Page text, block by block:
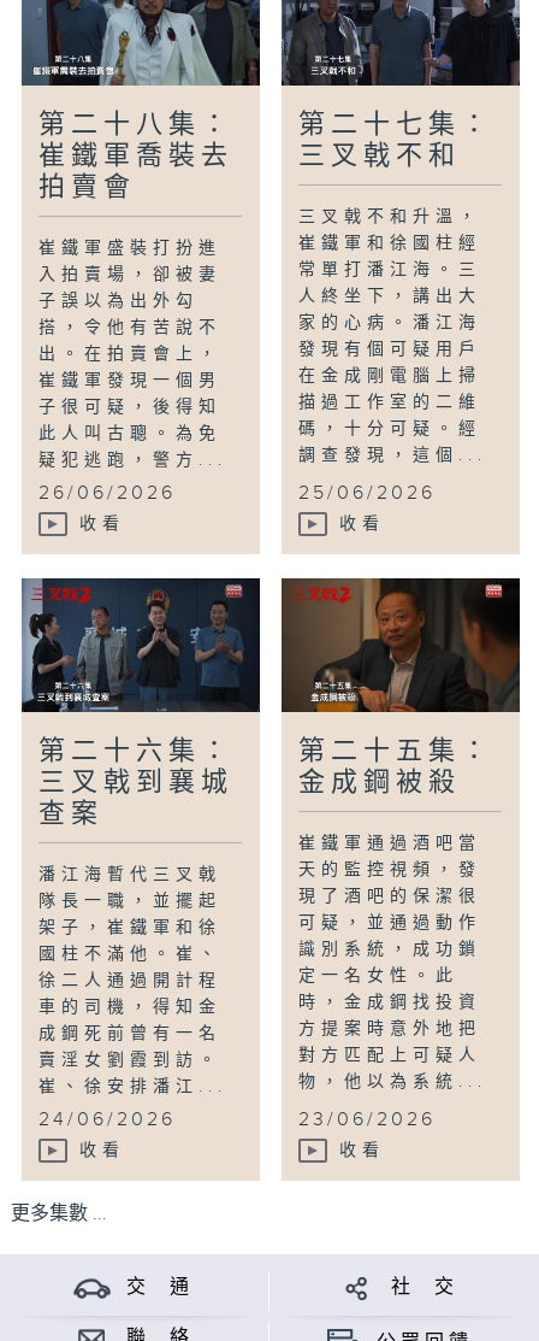
第二十八集：
崔鐵軍喬裝去
拍賣會
崔鐵軍盛裝打扮進
入拍賣場，卻被妻
子誤以為出外勾
搭，令他有苦說不
出。在拍賣會上，
崔鐵軍發現一個男
子很可疑，後得知
此人叫古聰。為免
疑犯逃跑，警方...
26/06/2026
收看
第二十七集：
三叉戟不和
三叉戟不和升溫，
崔鐵軍和徐國柱經
常單打潘江海。三
人終坐下，講出大
家的心病。潘江海
發現有個可疑用戶
在金成剛電腦上掃
描過工作室的二維
碼，十分可疑。經
調查發現，這個...
25/06/2026
收看
第二十六集：
三叉戟到襄城
查案
潘江海暫代三叉戟
隊長一職，並擺起
架子，崔鐵軍和徐
國柱不滿他。崔、
徐二人通過開計程
車的司機，得知金
成鋼死前曾有一名
賣淫女劉霞到訪。
崔、徐安排潘江...
24/06/2026
收看
第二十五集：
金成鋼被殺
崔鐵軍通過酒吧當
天的監控視頻，發
現了酒吧的保潔很
可疑，並通過動作
識別系統，成功鎖
定一名女性。此
時，金成鋼找投資
方提案時意外地把
對方匹配上可疑人
物，他以為系統...
23/06/2026
收看
更多集數 ...
交 通 社 交